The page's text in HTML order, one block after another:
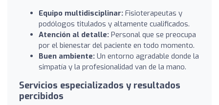
Equipo multidisciplinar: Fisioterapeutas y
podólogos titulados y altamente cualificados.
Atención al detalle: Personal que se preocupa
por el bienestar del paciente en todo momento.
Buen ambiente: Un entorno agradable donde la
simpatía y la profesionalidad van de la mano.
Servicios especializados y resultados
percibidos